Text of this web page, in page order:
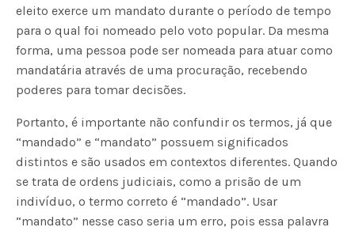
eleito exerce um mandato durante o período de tempo
para o qual foi nomeado pelo voto popular. Da mesma
forma, uma pessoa pode ser nomeada para atuar como
mandatária através de uma procuração, recebendo
poderes para tomar decisões.
Portanto, é importante não confundir os termos, já que
“mandado” e “mandato” possuem significados
distintos e são usados ​​em contextos diferentes. Quando
se trata de ordens judiciais, como a prisão de um
indivíduo, o termo correto é “mandado”. Usar
“mandato” nesse caso seria um erro, pois essa palavra